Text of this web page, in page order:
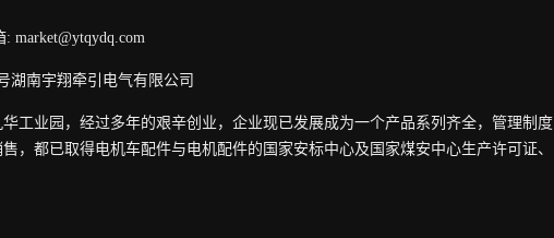
湖南宇翔牵引电气有限公司
工业园，经过多年的艰辛创业，企业现已发展成为一个产品系列齐全，管理制度
，都已取得电机车配件与电机配件的国家安标中心及国家煤安中心生产许可证、